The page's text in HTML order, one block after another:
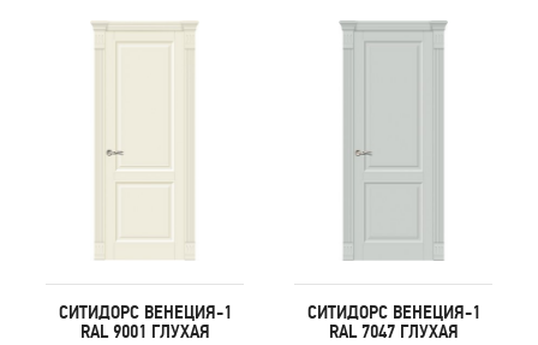
СИТИДОРС ВЕНЕЦИЯ-1
RAL 9001 ГЛУХАЯ
СИТИДОРС ВЕНЕЦИЯ-1
RAL 7047 ГЛУХАЯ